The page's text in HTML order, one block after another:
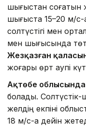
шығыстан соғатын
шығыста 15–20 м/с-
солтүстігі мен
мен шығысында
Жезқазған
жоғары өрт қаупі
Ақтөбе облысында
болады.
желдің екпіні
18 м/с-қа дейін